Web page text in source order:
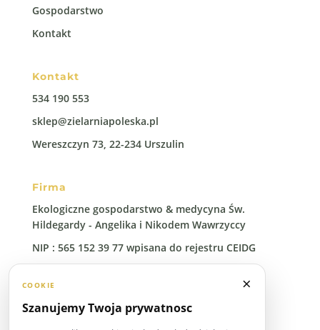
Gospodarstwo
Kontakt
Kontakt
534 190 553
sklep@zielarniapoleska.pl
Wereszczyn 73, 22-234 Urszulin
Firma
Ekologiczne gospodarstwo & medycyna Św.
Hildegardy - Angelika i Nikodem Wawrzyccy
NIP : 565 152 39 77 wpisana do rejestru CEIDG
×
COOKIE
Szanujemy Twoja prywatnosc